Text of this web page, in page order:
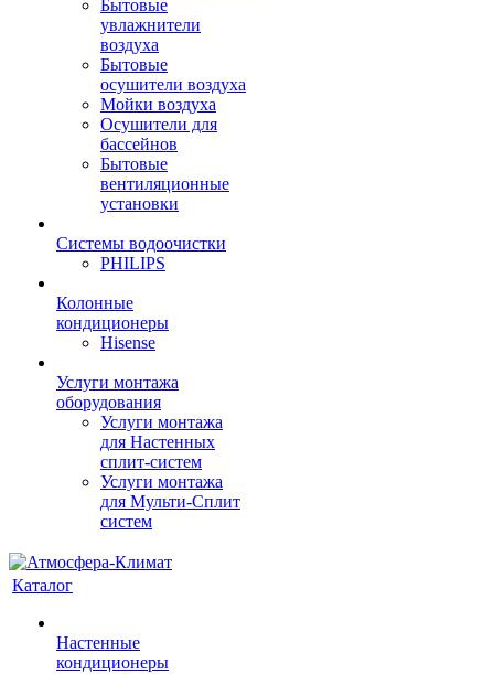
Бытовые
увлажнители
воздуха
Бытовые
осушители воздуха
Мойки воздуха
Осушители для
бассейнов
Бытовые
вентиляционные
установки
Системы водоочистки
PHILIPS
Колонные
кондиционеры
Hisense
Услуги монтажа
оборудования
Услуги монтажа
для Настенных
сплит-систем
Услуги монтажа
для Мульти-Сплит
систем
Каталог
Настенные
кондиционеры